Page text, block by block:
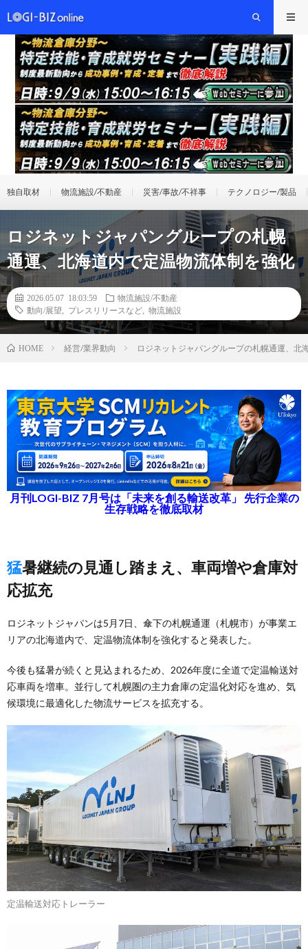
独自取材 物流施設/不動産 災害/事故/不祥事 テクノロジー/製品
ロジネットジャパングループの札幌
通運、北海道内で定温物流体制を強化
2026.05.07 18:03:59
物流施設/不動産
動向/展望
プレスリリースなど 物流施設
HOME 経営/業界動向 ロジネットジャパングループの札幌通運、北
月刊LOGI-BIZ 7月号は「未来を創る輸送改革」 先行企業の
生存戦略を徹底取材
猛暑継続の見通し踏まえ、車両増や倉庫対
応拡充
ロジネットジャパンは5月7日、傘下の札幌通運（札幌市）が事業エ
リアの北海道内で、定温物流体制を強化すると発表した。
今後も猛暑が続くと見込まれるため、2026年度に全道で定温輸送対
応車両を増車。並行して札幌圏の主力倉庫の定温化対応を進め、気
候環境に最適化した物流サービスを拡充する。
定温輸送対応トレーラー